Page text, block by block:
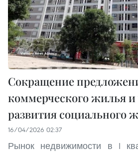
Сокращение
коммерческого жилья и
развития социального
16/04/2026 02:37
Рынок недвижимости в I